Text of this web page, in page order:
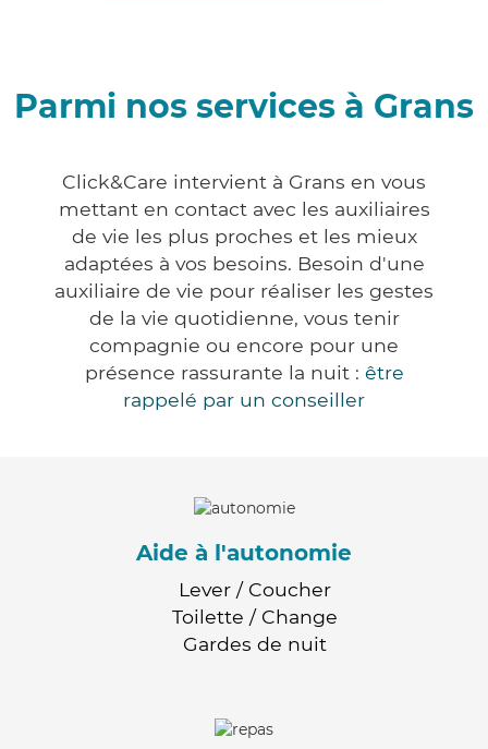
Parmi nos services à Grans
Click&Care intervient à Grans en vous
mettant en contact avec les auxiliaires
de vie les plus proches et les mieux
adaptées à vos besoins. Besoin d'une
auxiliaire de vie pour réaliser les gestes
de la vie quotidienne, vous tenir
compagnie ou encore pour une
présence rassurante la nuit : être
rappelé par un conseiller
Aide à l'autonomie
Lever / Coucher
Toilette / Change
Gardes de nuit